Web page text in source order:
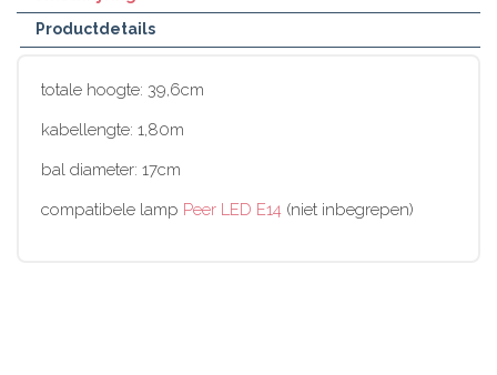
Productdetails
totale hoogte: 39,6cm
kabellengte: 1,80m
bal diameter: 17cm
compatibele lamp Peer LED E14 (niet inbegrepen)